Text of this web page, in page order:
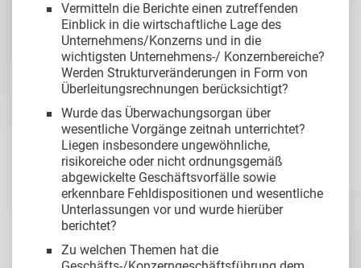
Vermitteln die Berichte einen zutreffenden
Einblick in die wirtschaftliche Lage des
Unternehmens/Konzerns und in die
wichtigsten Unternehmens-/ Konzernbereiche?
Werden Strukturveränderungen in Form von
Überleitungsrechnungen berücksichtigt?
Wurde das Überwachungsorgan über
wesentliche Vorgänge zeitnah unterrichtet?
Liegen insbesondere ungewöhnliche,
risikoreiche oder nicht ordnungsgemäß
abgewickelte Geschäftsvorfälle sowie
erkennbare Fehldispositionen und wesentliche
Unterlassungen vor und wurde hierüber
berichtet?
Zu welchen Themen hat die